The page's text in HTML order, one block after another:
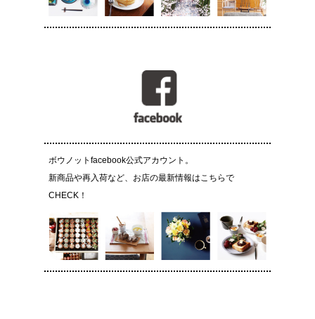
ボウノットfacebook公式アカウント。
新商品や再入荷など、お店の最新情報はこちらで
CHECK！